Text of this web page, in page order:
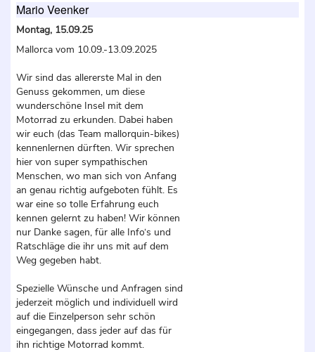
Mario Veenker
Montag, 15.09.25
Mallorca vom 10.09.-13.09.2025
Wir sind das allererste Mal in den
Genuss gekommen, um diese
wunderschöne Insel mit dem
Motorrad zu erkunden. Dabei haben
wir euch (das Team mallorquin-bikes)
kennenlernen dürften. Wir sprechen
hier von super sympathischen
Menschen, wo man sich von Anfang
an genau richtig aufgeboten fühlt. Es
war eine so tolle Erfahrung euch
kennen gelernt zu haben! Wir können
nur Danke sagen, für alle Info‘s und
Ratschläge die ihr uns mit auf dem
Weg gegeben habt.
Spezielle Wünsche und Anfragen sind
jederzeit möglich und individuell wird
auf die Einzelperson sehr schön
eingegangen, dass jeder auf das für
ihn richtige Motorrad kommt.